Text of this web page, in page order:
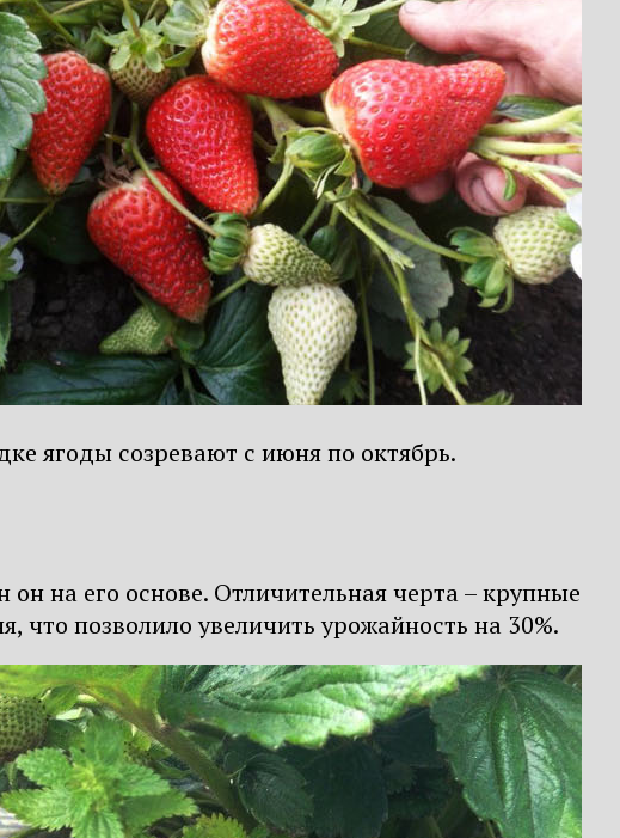
ягоды созревают с июня по октябрь.
на его основе. Отличительная черта – крупные
что позволило увеличить урожайность на 30%.